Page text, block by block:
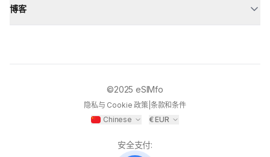
博客
©2025 eSIMfo
隐私与 Cookie 政策| 条款和条件
Chinese
€EUR
安全支付: